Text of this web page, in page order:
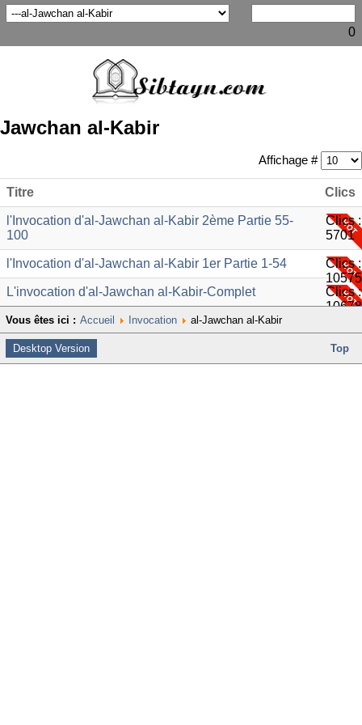
0
Jawchan al-Kabir
Affichage #
Titre Clics
l'Invocation d'al-Jawchan al-Kabir 2ème Partie 55-
100
Clics :
5701
l'Invocation d'al-Jawchan al-Kabir 1er Partie 1-54
Clics :
10575
L'invocation d'al-Jawchan al-Kabir-Complet
Clics :
10678
Vous êtes ici : Accueil Invocation al-Jawchan al-Kabir
Desktop Version Top